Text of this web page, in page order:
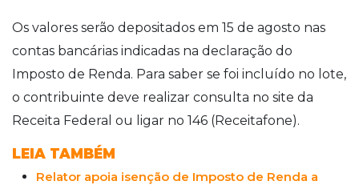
Os valores serão depositados em 15 de agosto nas
contas bancárias indicadas na declaração do
Imposto de Renda. Para saber se foi incluído no lote,
o contribuinte deve realizar consulta no site da
Receita Federal ou ligar no 146 (Receitafone).
LEIA TAMBÉM
Relator apoia isenção de Imposto de Renda a